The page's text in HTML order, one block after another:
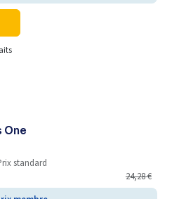
One
standard
24,28€